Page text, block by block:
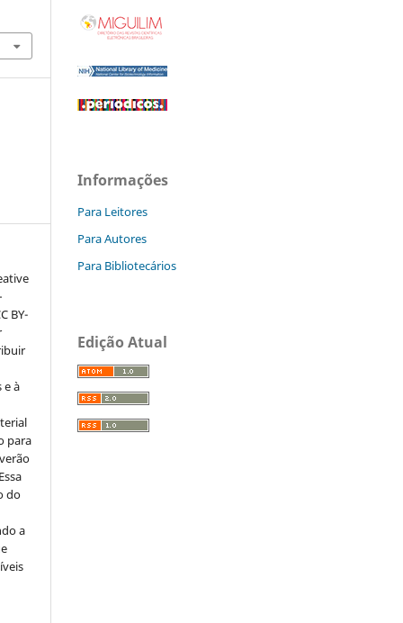
BY-
e à
para
do
a
Informações
Para Leitores
Para Autores
Para Bibliotecários
Edição Atual